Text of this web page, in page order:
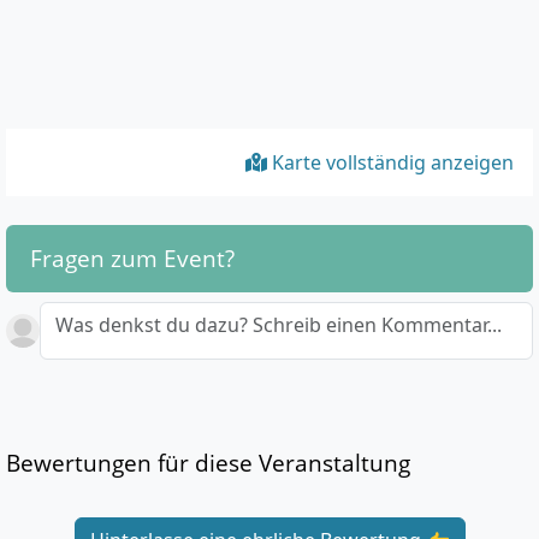
Karte vollständig anzeigen
Fragen zum Event?
Was denkst du dazu? Schreib einen Kommentar...
Bewertungen für diese Veranstaltung